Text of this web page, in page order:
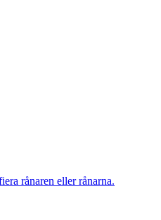
rånaren eller rånarna.